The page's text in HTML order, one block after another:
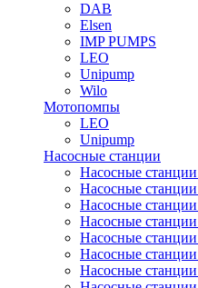
DAB
Elsen
IMP PUMPS
LEO
Unipump
Wilo
Мотопомпы
LEO
Unipump
Насосные станции
Насосные
Насосные
Насосные
Насосные
Насосные
Насосные
Насосные станции